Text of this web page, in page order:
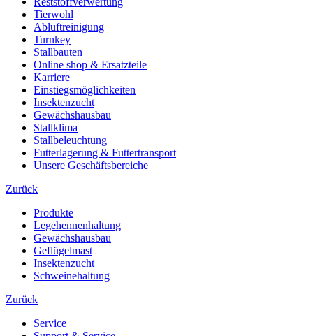
Tierwohl
Abluftreinigung
Turnkey
Stallbauten
Online shop & Ersatzteile
Karriere
Einstiegsmöglichkeiten
Insektenzucht
Gewächshausbau
Stallklima
Stallbeleuchtung
Futterlagerung & Futtertransport
Unsere Geschäftsbereiche
Zurück
Produkte
Legehennenhaltung
Gewächshausbau
Geflügelmast
Insektenzucht
Schweinehaltung
Zurück
Service